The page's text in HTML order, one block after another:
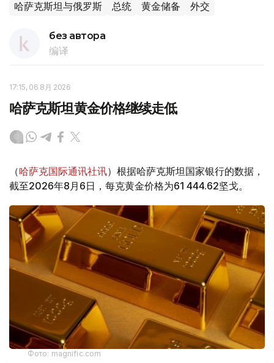
哈萨克斯坦与俄罗斯 总统 黄金储备 外交
без автора
编译
17:15, 06 8月 2026
哈萨克斯坦黄金价格继续走低
（哈萨克国际通讯社讯）根据哈萨克斯坦国家银行的数据，
截至2026年8月6日，每克黄金价格为61 444.62坚戈。
Фото: magnific.com